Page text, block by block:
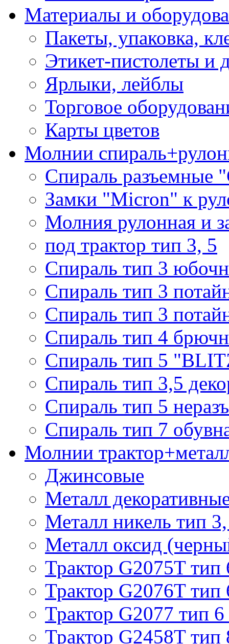
Материалы и
Пакеты, упаковка,
Этикет-пистолеты и
Ярлыки, лейблы
Торговое
Карты цветов
Молнии
Спираль разъемные
Замки "Micron" к
Молния рулонная и
под трактор тип 3, 5
Спираль тип 3
Спираль тип 3
Спираль тип 3
Спираль тип 4
Спираль тип 5
Спираль тип 3,5
Спираль тип 5
Спираль тип 7
Молнии
Джинсовые
Металл
Металл никель тип
Металл оксид
Трактор G2075T тип
Трактор G2076T тип
Трактор G2077 тип 6
Трактор G2458T тип